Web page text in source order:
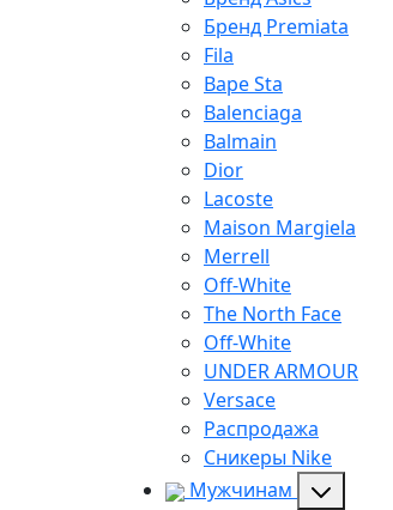
Бренд Premiata
Fila
Bape Sta
Balenciaga
Balmain
Dior
Lacoste
Maison Margiela
Merrell
Off-White
The North Face
Off-White
UNDER ARMOUR
Versace
Распродажа
Сникеры Nike
Мужчинам